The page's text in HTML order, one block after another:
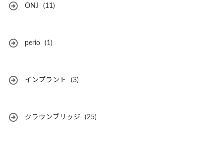
ONJ (11)
perio (1)
インプラント (3)
クラウンブリッジ (25)